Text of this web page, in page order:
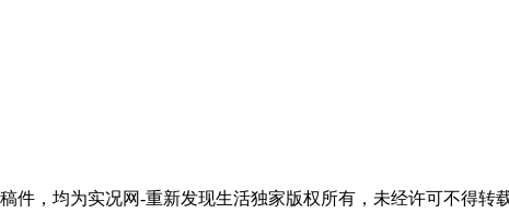
件，均为实况网-重新发现生活独家版权所有，未经许可不得转